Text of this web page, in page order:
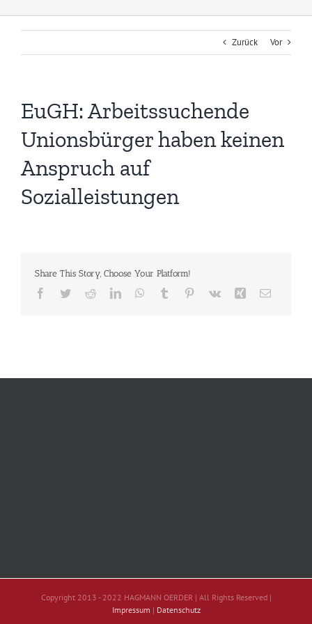
Zurück Vor
EuGH: Arbeitssuchende
Unionsbürger haben keinen
Anspruch auf
Sozialleistungen
Share This Story, Choose Your Platform!
Facebook
TwitterRedditLinkedInWhatsApp
Tumblr Pinterest
Vk Xing E-
Copyright 2013 - 2022 HAGMANN OERDER | All Rights Reserved |
Impressum | Datenschutz